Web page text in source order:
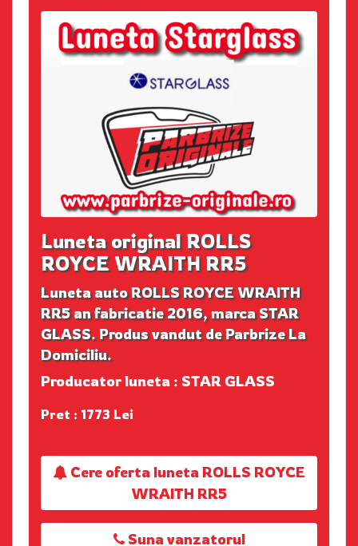
Luneta original ROLLS
ROYCE WRAITH RR5
Luneta auto ROLLS ROYCE WRAITH
RR5 an fabricatie 2016, marca STAR
GLASS. Produs vandut de Parbrize La
Domiciliu.
Producator luneta : STAR GLASS
Pret : 1773 Lei
Cere oferta luneta ROLLS ROYCE
WRAITH RR5
Suna vanzatorul